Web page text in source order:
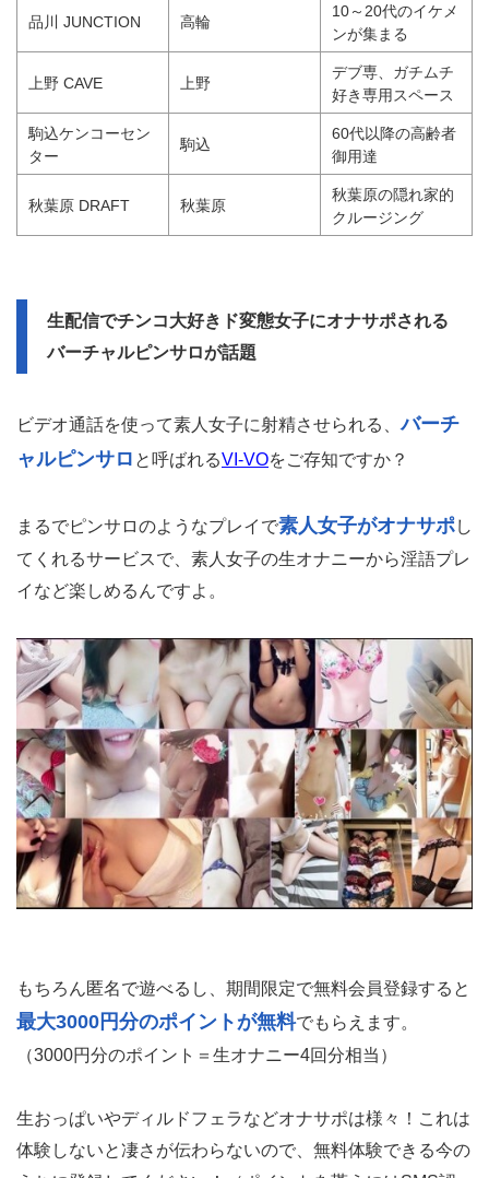
品川 JUNCTION 高輪
10～20代のイケメ
ンが集まる
上野 CAVE 上野
デブ専、ガチムチ
好き専用スペース
駒込ケンコーセン
ター
駒込
60代以降の高齢者
御用達
秋葉原 DRAFT 秋葉原
秋葉原の隠れ家的
クルージング
生配信でチンコ大好きド変態女子にオナサポされる
バーチャルピンサロが話題
ビデオ通話を使って素人女子に射精させられる、バーチ
ャルピンサロ と呼ばれるVI-VOをご存知ですか？
まるでピンサロのようなプレイで素人女子がオナサポし
てくれるサービスで、素人女子の生オナニーから淫語プレ
イなど楽しめるんですよ。
もちろん匿名で遊べるし、期間限定で無料会員登録すると
最大3000円分のポイントが無料でもらえます。
（3000円分のポイント＝生オナニー4回分相当）
生おっぱいやディルドフェラなどオナサポは様々！これは
体験しないと凄さが伝わらないので、無料体験できる今の